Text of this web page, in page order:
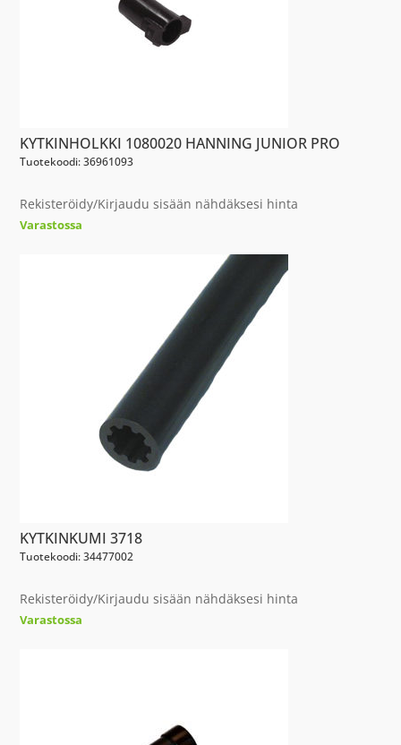
KYTKINHOLKKI 1080020 HANNING JUNIOR PRO
Tuotekoodi: 36961093
Rekisteröidy/Kirjaudu sisään nähdäksesi hinta
Varastossa
KYTKINKUMI 3718
Tuotekoodi: 34477002
Rekisteröidy/Kirjaudu sisään nähdäksesi hinta
Varastossa